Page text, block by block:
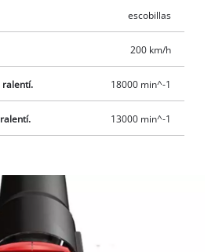
Para la conservación
el soplador de hojas con batería
pared integrado.
escobillas
200 km/h
ralentí. 18000 min^-1
13000 min^-1